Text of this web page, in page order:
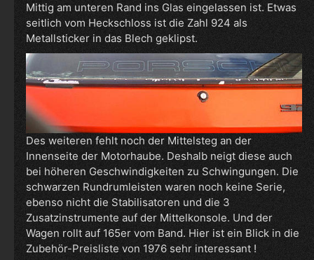
Mittig am unteren Rand ins Glas eingelassen ist. Etwas
seitlich vom Heckschloss ist die Zahl 924 als
Metallsticker in das Blech geklipst.
Des weiteren fehlt noch der Mittelsteg an der
Innenseite der Motorhaube. Deshalb neigt diese auch
bei höheren Geschwindigkeiten zu Schwingungen. Die
schwarzen Rundrumleisten waren noch keine Serie,
ebenso nicht die Stabilisatoren und die 3
Zusatzinstrumente auf der Mittelkonsole. Und der
Wagen rollt auf 165er vom Band. Hier ist ein Blick in die
Zubehör-Preisliste von 1976 sehr interessant !